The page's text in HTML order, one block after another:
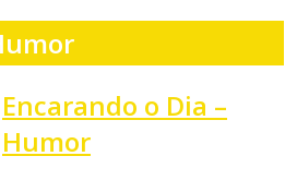
Encarando o Dia –
Humor